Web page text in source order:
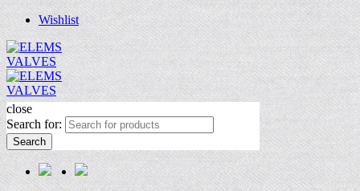
Wishlist
close
Search for:
Search